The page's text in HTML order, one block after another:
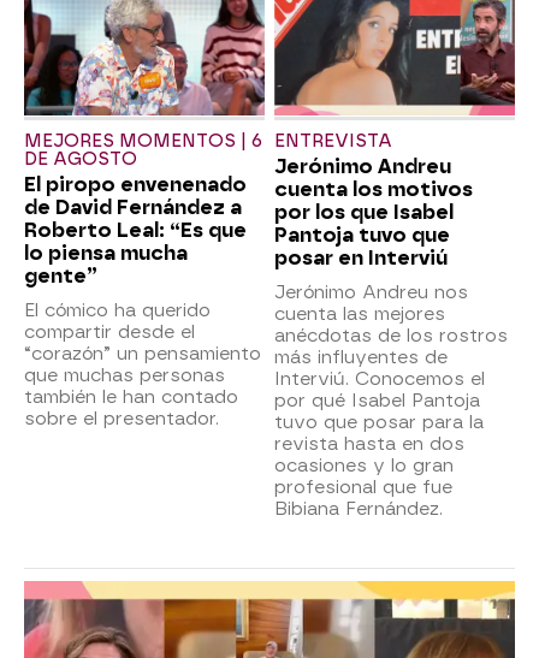
MEJORES MOMENTOS | 6
DE AGOSTO
El piropo envenenado
de David Fernández a
Roberto Leal: “Es que
lo piensa mucha
gente”
El cómico ha querido
compartir desde el
“corazón” un pensamiento
que muchas personas
también le han contado
sobre el presentador.
ENTREVISTA
Jerónimo Andreu
cuenta los motivos
por los que Isabel
Pantoja tuvo que
posar en Interviú
Jerónimo Andreu nos
cuenta las mejores
anécdotas de los rostros
más influyentes de
Interviú. Conocemos el
por qué Isabel Pantoja
tuvo que posar para la
revista hasta en dos
ocasiones y lo gran
profesional que fue
Bibiana Fernández.